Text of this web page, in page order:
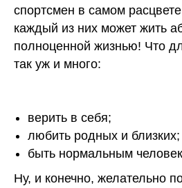
спортсмен в самом
каждый из них может жить
полноценной жизнью! Что
так уж и много:
верить в себя;
любить родных и близких;
быть нормальным
Ну, и конечно, желательно